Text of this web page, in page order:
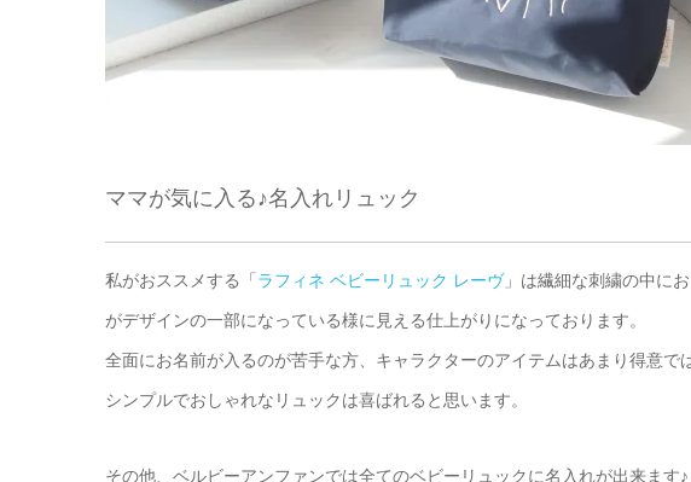
ママが気に入る♪名入れリュック
私がおススメする「ラフィネ ベビーリュック レーヴ」は繊細な刺繍の中にお
がデザインの一部になっている様に見える仕上がりになっております。
全面にお名前が入るのが苦手な方、キャラクターのアイテムはあまり得意で
シンプルでおしゃれなリュックは喜ばれると思います。
その他、ベルビーアンファンでは全てのベビーリュックに名入れが出来ます♪